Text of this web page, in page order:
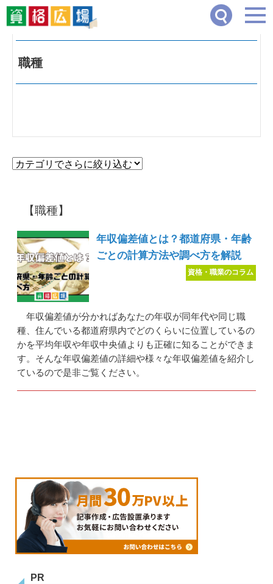
資格広場> 職種
職種
【職種】
年収偏差値とは？都道府県・年齢
ごとの計算方法や調べ方を解説
資格・職業のコラム
年収偏差値が分かればあなたの年収が同年代や同じ職
種、住んでいる都道府県内でどのくらいに位置しているの
かを平均年収や年収中央値よりも正確に知ることができま
す。そんな年収偏差値の詳細や様々な年収偏差値を紹介し
ているので是非ご覧ください。
PR